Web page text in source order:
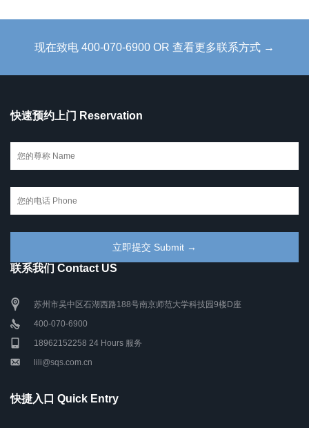
现在致电 400-070-6900 OR 查看更多联系方式 →
快速预约上门 Reservation
联系我们 Contact US
苏州市吴中区石湖西路188号南京师范大学科技园9楼D座
400-070-6900
18962152258 24 Hours 服务
lili@sqs.com.cn
快捷入口 Quick Entry